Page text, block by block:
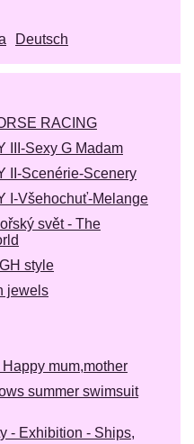
Deutsch
RACING
III-Sexy G Madam
II-Scenérie-Scenery
I-Všehochuť-Melange
svět - The
style
jewels
mum,mother
summer swimsuit
- Exhibition - Ships,